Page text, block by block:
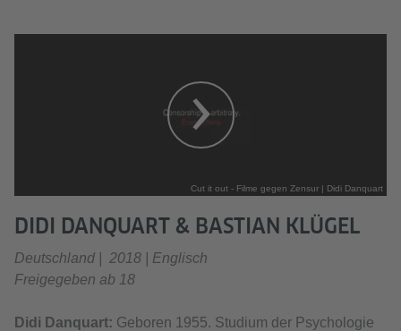
Cut it out - Filme gegen Zensur | Didi Danquart
DIDI DANQUART & BASTIAN KLÜGEL
Deutschland | 2018 | Englisch
Freigegeben ab 18
Didi Danquart: Geboren 1955. Studium der Psychologie